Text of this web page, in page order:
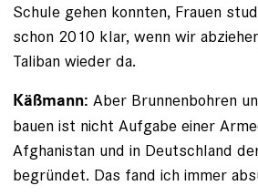
Schule gehen konnten, Frauen
schon 2010 klar, wenn wir
Taliban wieder da.
Käßmann: Aber Brunnenbohren
bauen ist nicht Aufgabe einer
Afghanistan und in Deutschland
begründet. Das fand ich immer